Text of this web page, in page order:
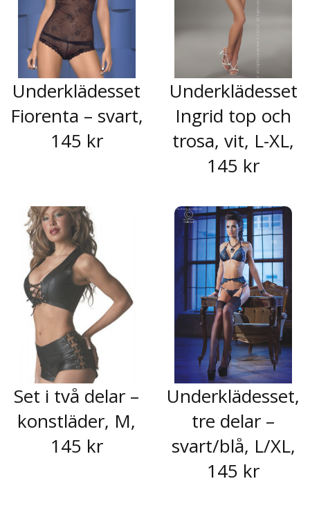
Underklädesset
Fiorenta – svart,
145 kr
Underklädesset
Ingrid top och
trosa, vit, L-XL,
145 kr
Set i två delar –
konstläder, M,
145 kr
Underklädesset,
tre delar –
svart/blå, L/XL,
145 kr